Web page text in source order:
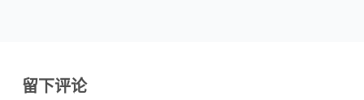
留下评论